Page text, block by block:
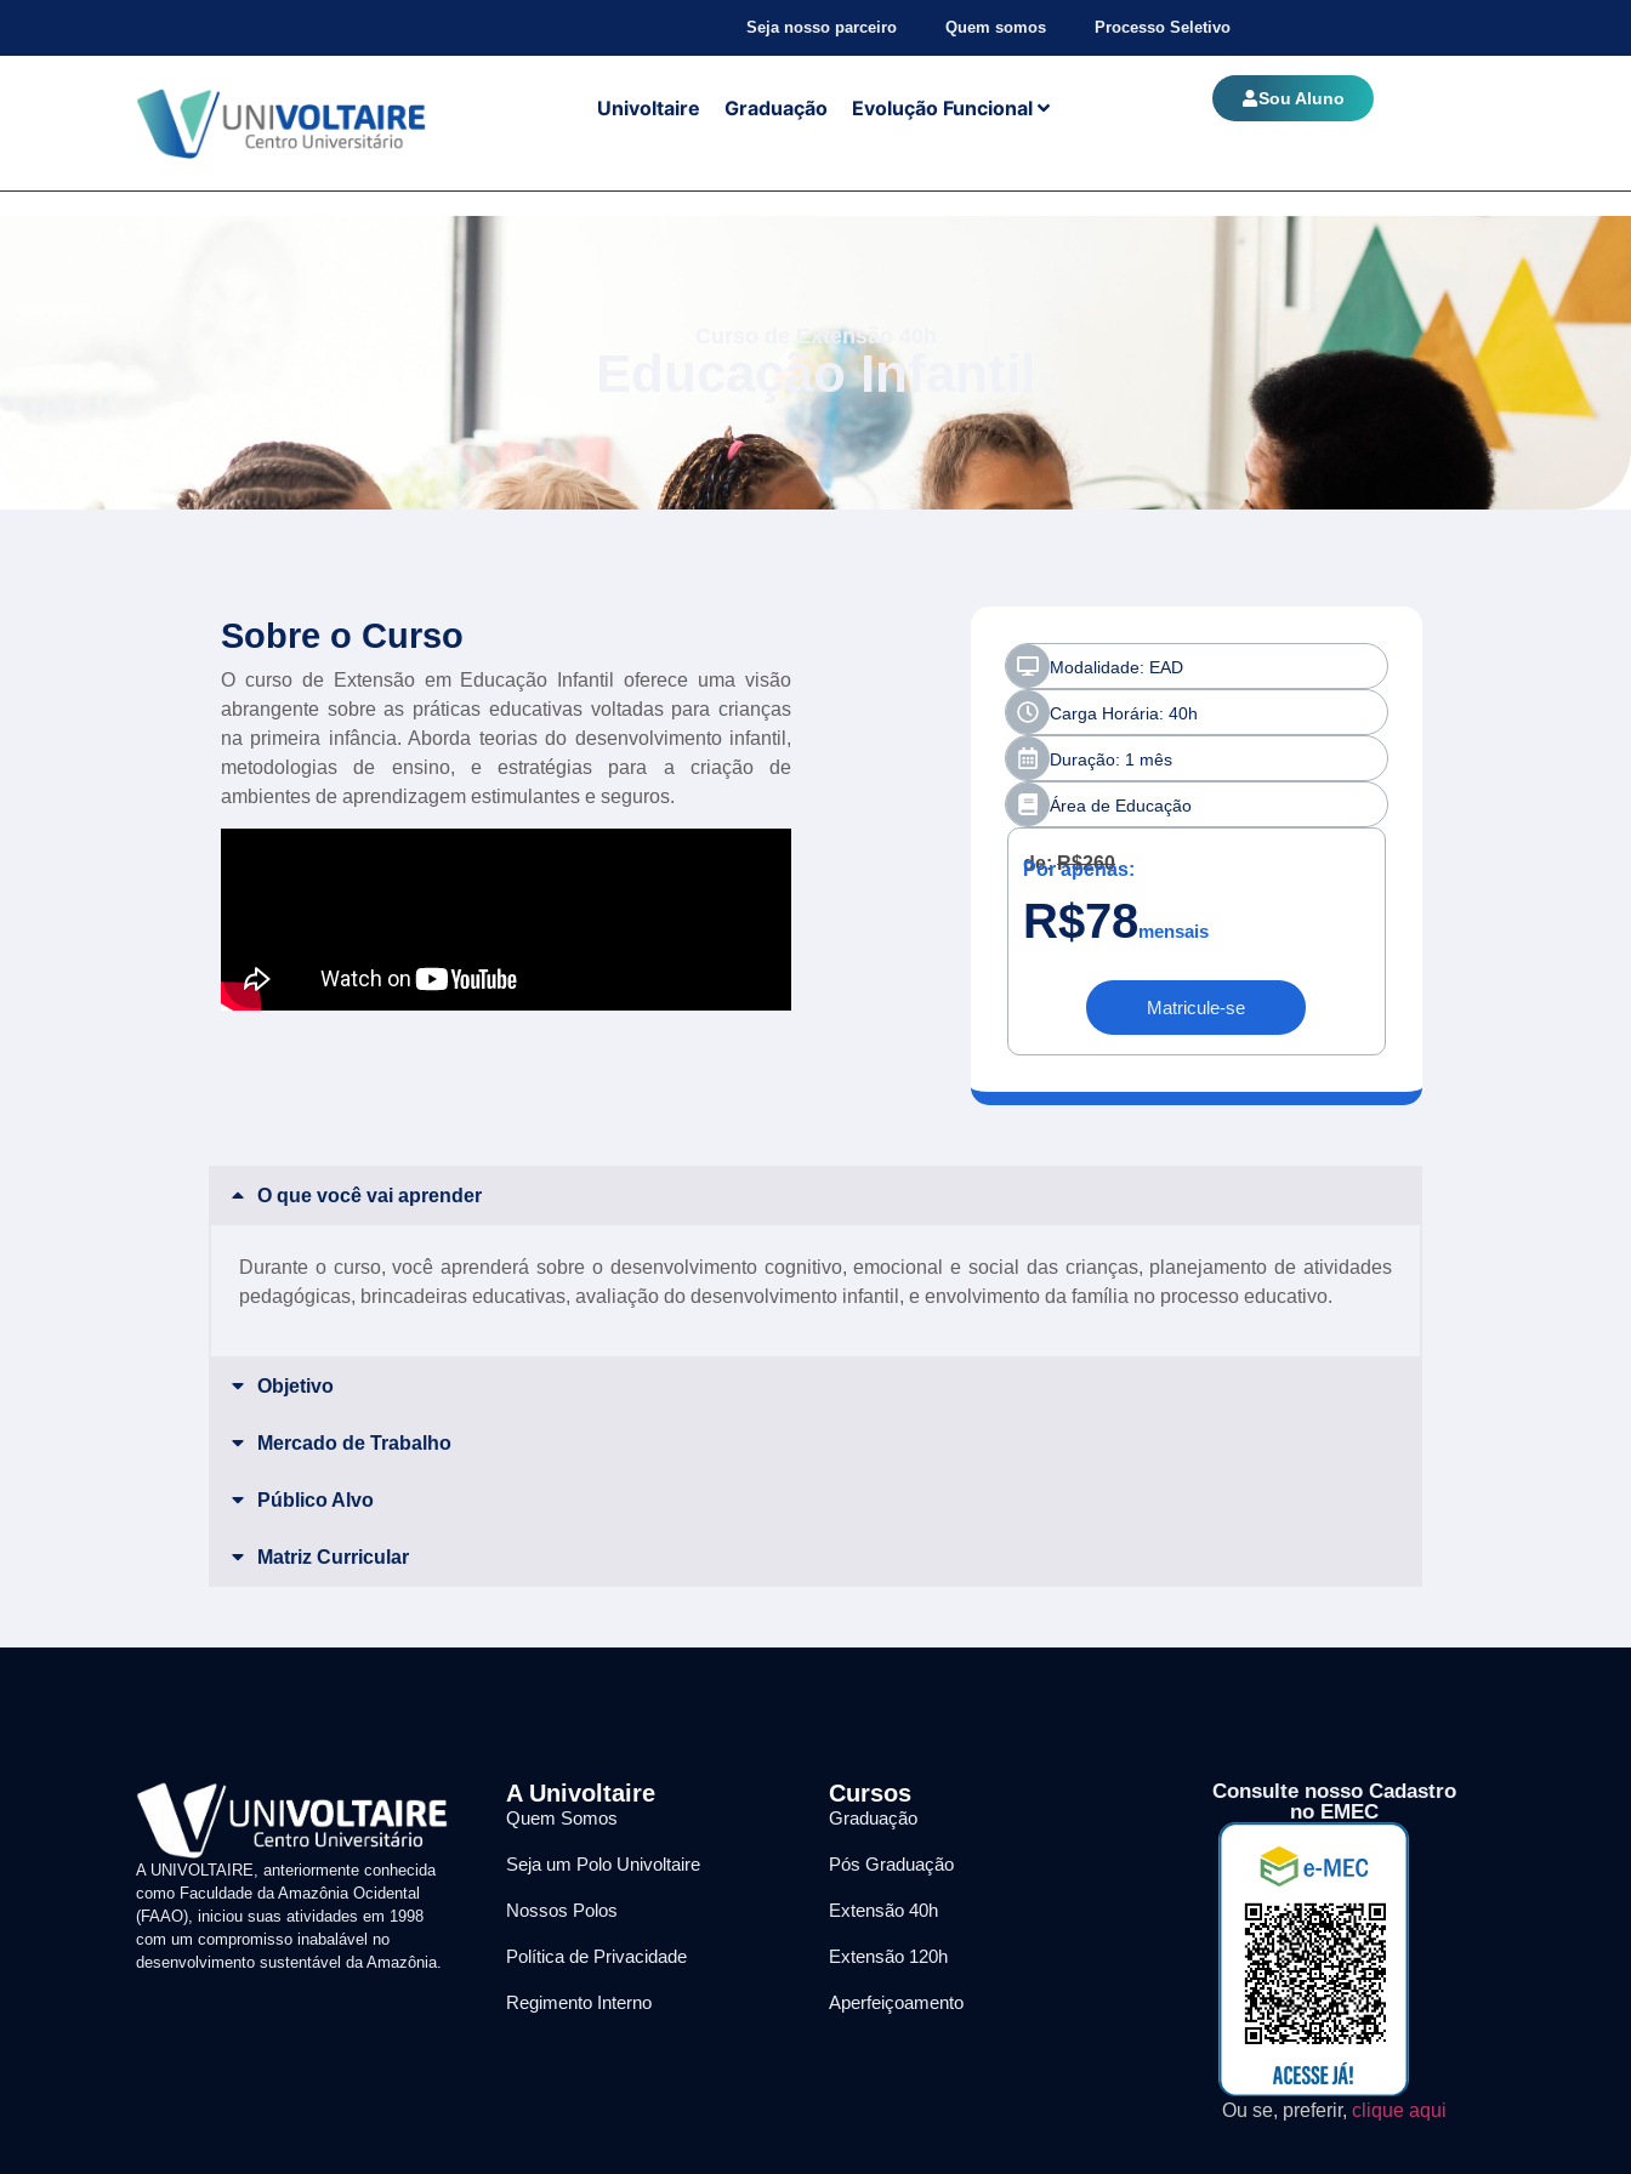
Seja nosso parceiro Quem somos Processo Seletivo
Univoltaire Graduação Evolução Funcional Sou Aluno
Curso de Extensão 40h
Educação Infantil
Sobre o Curso
O curso de Extensão em Educação Infantil oferece uma visão
abrangente sobre as práticas educativas voltadas para crianças
na primeira infância. Aborda teorias do desenvolvimento infantil,
metodologias de ensino, e estratégias para a criação de
ambientes de aprendizagem estimulantes e seguros.
Modalidade: EAD
Carga Horária: 40h
Duração: 1 mês
Área de Educação
de:R$260
Por apenas:
R$78mensais
Matricule-se
O que você vai aprender
Durante o curso, você aprenderá sobre o desenvolvimento cognitivo, emocional e social das crianças, planejamento de atividades
pedagógicas, brincadeiras educativas, avaliação do desenvolvimento infantil, e envolvimento da família no processo educativo.
Objetivo
Mercado de Trabalho
Público Alvo
Matriz Curricular
A UNIVOLTAIRE, anteriormente conhecida
como Faculdade da Amazônia Ocidental
(FAAO), iniciou suas atividades em 1998
com um compromisso inabalável no
desenvolvimento sustentável da Amazônia.
A Univoltaire
Quem Somos
Seja um Polo Univoltaire
Nossos Polos
Política de Privacidade
Regimento Interno
Cursos
Graduação
Pós Graduação
Extensão 40h
Extensão 120h
Aperfeiçoamento
Consulte nosso Cadastro
no EMEC
Ou se, preferir,clique aqui